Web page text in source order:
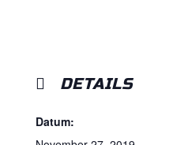
DETAILS
Datum: